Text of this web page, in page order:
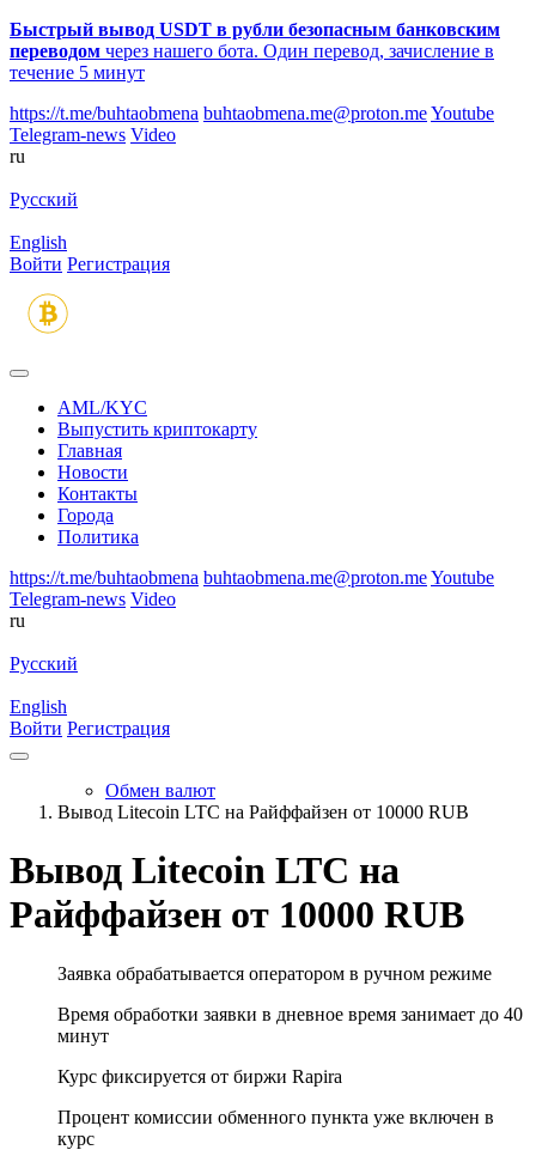
Быстрый вывод USDT в рубли безопасным банковским
переводом через нашего бота. Один перевод, зачисление в
течение 5 минут
https://t.me/buhtaobmena buhtaobmena.me@proton.meYoutube
Telegram-news Video
ru
Русский
English
Войти Регистрация
AML/KYC
Выпустить криптокарту
Главная
Новости
Контакты
Города
Политика
https://t.me/buhtaobmena buhtaobmena.me@proton.meYoutube
Telegram-news Video
ru
Русский
English
Войти Регистрация
Обмен валют
Вывод Litecoin LTC на Райффайзен от 10000 RUB
Вывод Litecoin LTC на
Райффайзен от 10000 RUB
Заявка обрабатывается оператором в ручном режиме
Время обработки заявки в дневное время занимает до 40
минут
Курс фиксируется от биржи Rapira
Процент комиссии обменного пункта уже включен в
курс